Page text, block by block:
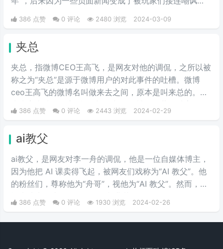
386 点赞 0 评论 2480 浏览 2024-03-09
夹总
夹总，指微博CEO王高飞，是网友对他的调侃，之所以被
称之为“夹总”是源于微博用户的对此事件的吐槽。微博
ceo王高飞的微博名叫做来去之间，原本是叫来总的。因
为来字去掉一竖之后是“夹”，并且微博把屏蔽敏感字的行
为称为“夹”，所以来去之间喜提夹总这一称号。
386 点赞 0 评论 2443 浏览 2024-02-29
ai教父
ai教父，是网友对李一舟的调侃，他是一位自媒体博主，
因为他把 AI 课卖得飞起，被网友们戏称为“AI 教父”。他
的粉丝们，尊称他为“舟哥”，视他为“AI 教父”。然而，质
他的课程是“智商税”。
386 点赞 0 评论 1930 浏览 2024-02-26